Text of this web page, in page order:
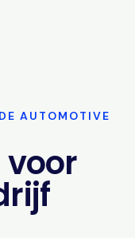
AUTOMOTIVE